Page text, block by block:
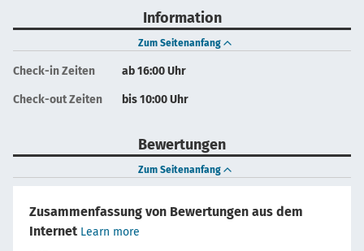
Information
Zum Seitenanfang
Check-in Zeiten ab 16:00 Uhr
Check-out Zeiten bis 10:00 Uhr
Bewertungen
Zum Seitenanfang
Zusammenfassung von Bewertungen aus dem
Internet Learn more